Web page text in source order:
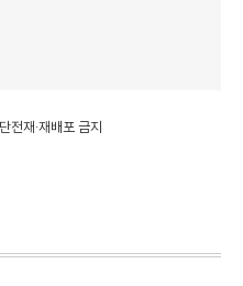
전재·재배포 금지